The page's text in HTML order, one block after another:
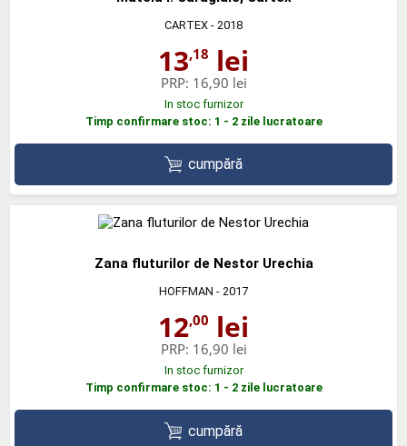
CARTEX - 2018
13,18 lei
PRP: 16,90 lei
In stoc furnizor
Timp confirmare stoc: 1 - 2 zile lucratoare
cumpără
Zana fluturilor de Nestor Urechia
HOFFMAN - 2017
12,00 lei
PRP: 16,90 lei
In stoc furnizor
Timp confirmare stoc: 1 - 2 zile lucratoare
cumpără